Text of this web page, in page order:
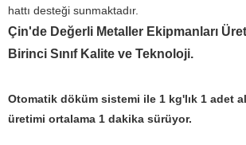
hattı desteği sunmaktadır.
Çin'de Değerli Metaller Ekipmanları
Birinci Sınıf Kalite ve Teknoloji.
Otomatik döküm sistemi ile 1 kg'lık 1 adet
üretimi ortalama 1 dakika sürüyor.